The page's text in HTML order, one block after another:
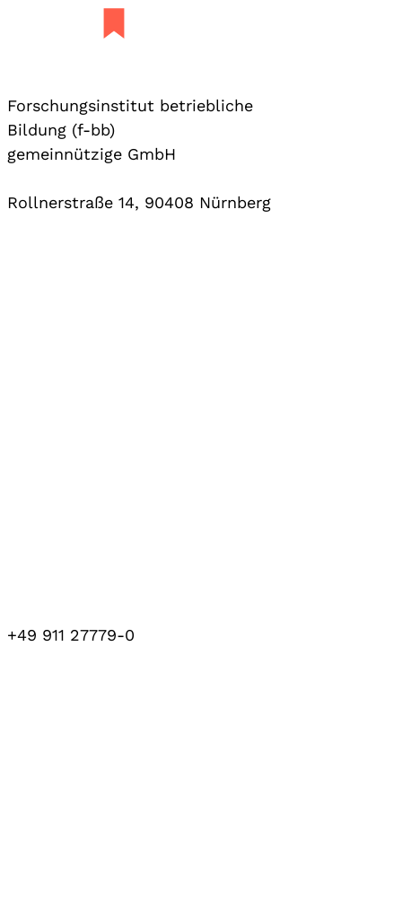
Forschungsinstitut betriebliche
Bildung (f-bb)
gemeinnützige GmbH
Rollnerstraße 14, 90408 Nürnberg
+49 911 27779-0